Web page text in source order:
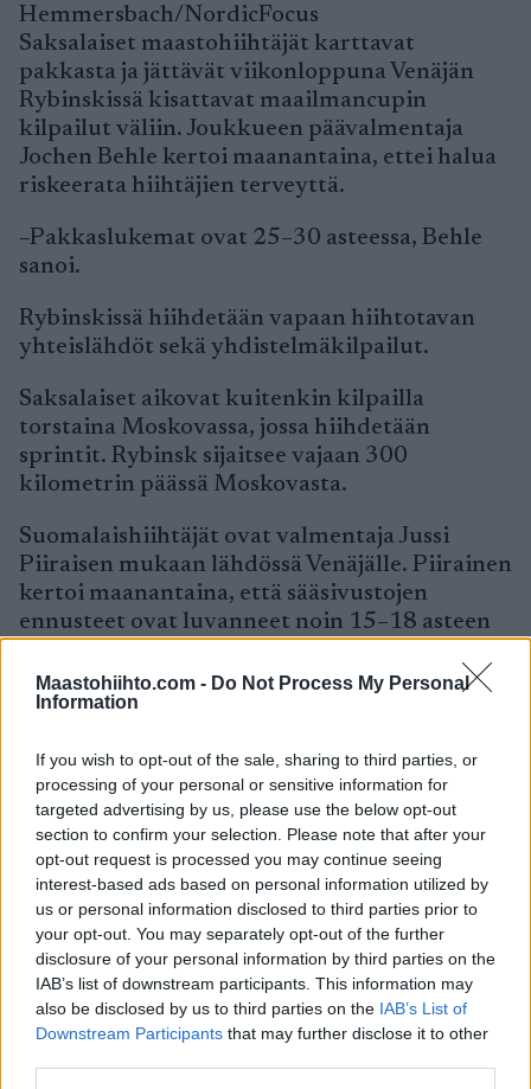
Maastohiihto.com - Do Not Process My Personal
Information
If you wish to opt-out of the sale, sharing to third parties, or
processing of your personal or sensitive information for
targeted advertising by us, please use the below opt-out
section to confirm your selection. Please note that after your
opt-out request is processed you may continue seeing
interest-based ads based on personal information utilized by
us or personal information disclosed to third parties prior to
your opt-out. You may separately opt-out of the further
disclosure of your personal information by third parties on the
IAB’s list of downstream participants. This information may
also be disclosed by us to third parties on the IAB’s List of
Downstream Participants that may further disclose it to other
Hemmersbach/NordicFocus
Saksalaiset maastohiihtäjät karttavat
pakkasta ja jättävät viikonloppuna Venäjän
Rybinskissä kisattavat maailmancupin
kilpailut väliin. Joukkueen päävalmentaja
Jochen Behle kertoi maanantaina, ettei halua
riskeerata hiihtäjien terveyttä.
–Pakkaslukemat ovat 25–30 asteessa, Behle
sanoi.
Rybinskissä hiihdetään vapaan hiihtotavan
yhteislähdöt sekä yhdistelmäkilpailut.
Saksalaiset aikovat kuitenkin kilpailla
torstaina Moskovassa, jossa hiihdetään
sprintit. Rybinsk sijaitsee vajaan 300
kilometrin päässä Moskovasta.
Suomalaishiihtäjät ovat valmentaja Jussi
Piiraisen mukaan lähdössä Venäjälle. Piirainen
kertoi maanantaina, että sääsivustojen
ennusteet ovat luvanneet noin 15–18 asteen
Viime kaudella muun muassa norjalaiset
Tänä vuonna norjalaiset ovat mukana Venäjän
kilpailuissa.
(STT–AFP–NTB)